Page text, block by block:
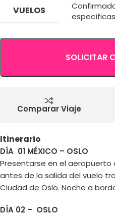
VUELOS
específicas
SOLICITAR
Comparar Viaje
Itinerario
DÍA 01 MÉXICO – OSLO
Presentarse en el aeropuerto
antes de la salida del vuelo
Ciudad de Oslo. Noche a
DÍA 02 – OSLO